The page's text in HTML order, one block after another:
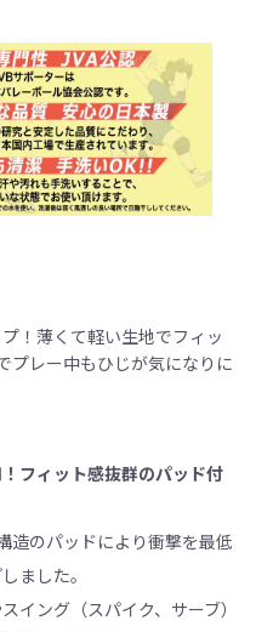
！薄くて軽い生地でフィッ
プレー中もひじが気になりに
フィット感抜群のパッド付
のパッドにより衝撃を最低
ました。
イング（スパイク、サーブ）